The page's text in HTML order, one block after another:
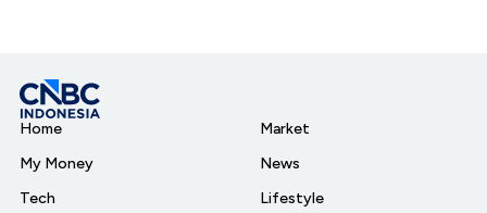
Home
My Money
Tech
Market
News
Lifestyle